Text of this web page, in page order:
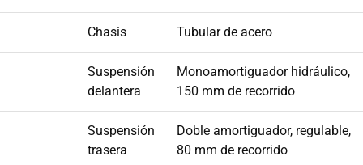
Chasis Tubular de acero
Suspensión
delantera
Monoamortiguador hidráulico,
150 mm de recorrido
Suspensión
trasera
Doble amortiguador, regulable,
80 mm de recorrido